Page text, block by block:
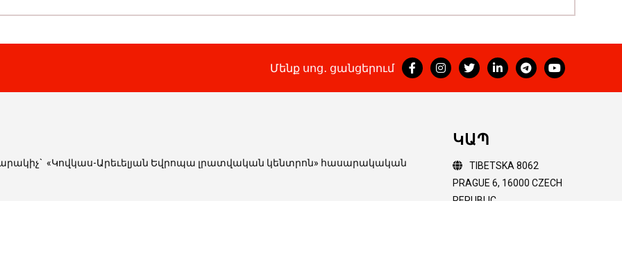
Մենք սոց․ ցանցերում
` «Կովկաս-Արեւելյան Եվրոպա լրատվական կենտրոն» հասարակական
ԿԱՊ
TIBETSKA 8062
PRAGUE 6, 16000 CZECH
REPUBLIC